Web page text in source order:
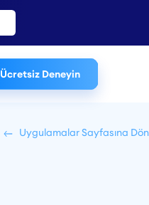
Ücretsiz Deneyin
Uygulamalar Sayfasına Dön